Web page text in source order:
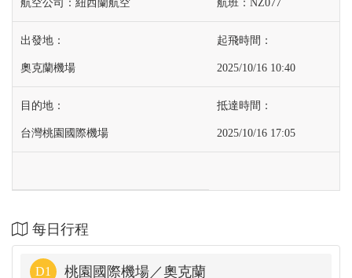
紐西蘭航空 NZ077
奧克蘭機場 2025/10/16 10:40
台灣桃園國際機場 2025/10/16 17:05
每日行程
D1 桃園國際機場／奧克蘭